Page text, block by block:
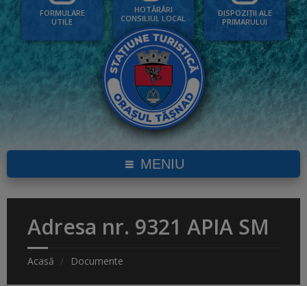
FORMULARE
UTILE
HOTĂRÂRI
CONSILIUL LOCAL
DISPOZIȚII ALE
PRIMARULUI
MENIU
Adresa nr. 9321 APIA SM
Acasă Documente